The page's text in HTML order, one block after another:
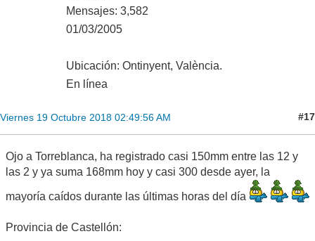
Mensajes: 3,582
01/03/2005
Ubicación: Ontinyent, València.
En línea
Viernes 19 Octubre 2018 02:49:56 AM #17
Ojo a Torreblanca, ha registrado casi 150mm entre las 12 y
las 2 y ya suma 168mm hoy y casi 300 desde ayer, la
mayoría caídos durante las últimas horas del día
Provincia de Castellón: